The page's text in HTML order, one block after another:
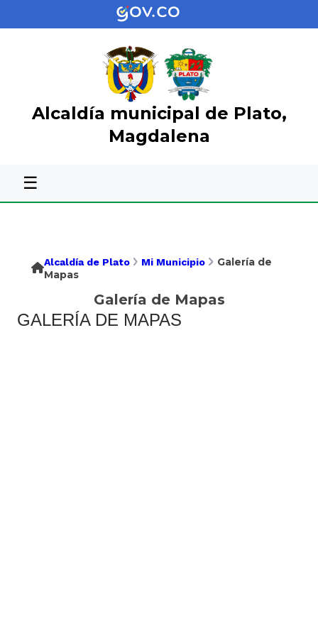
Alcaldía municipal de Plato,
Magdalena
☰
Alcaldía de Plato Mi Municipio
Galería de
Mapas
Galería de Mapas
GALERÍA DE MAPAS